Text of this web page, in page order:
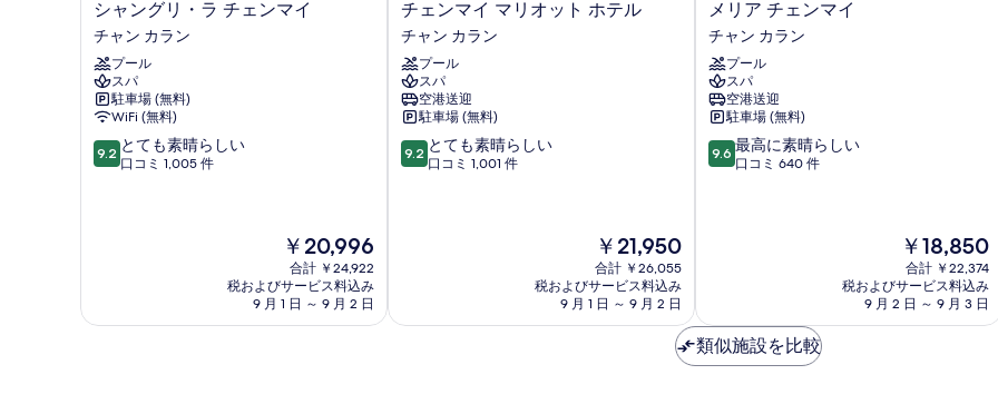
るシ
ャ
ン
グ
リ・
ラ
チ
ェ
ン
ン
シャングリ・ラ チェンマイ
チャン カラン
プール
スパ
駐車場 (無料)
WiFi (無料)
10
段
晴
9.2 とても素晴らしい
口コミ 1,005 件
現
在
の
料
金
￥20,996
合計 ￥24,922
税およびサービス料込み
9 月 1 日 ～ 9 月 2 日
チ
ェ
ン
マ
イ
マ
リ
オ
ッ
カ
チェンマイ マリオット ホテル
チャン カラン
プール
スパ
空港送迎
駐車場 (無料)
10
段
晴
9.2 とても素晴らしい
口コミ 1,001 件
現
在
の
料
金
￥21,950
合計 ￥26,055
税およびサービス料込み
9 月 1 日 ～ 9 月 2 日
メ
リ
ア
チ
ェ
ン
マ
イ
チ
メリア チェンマイ
チャン カラン
プール
スパ
空港送迎
駐車場 (無料)
10
段
晴
ら
し
9.6 最高に素晴らしい
口コミ 640 件
現
在
の
料
金
￥18,850
合計 ￥22,374
税およびサービス料込み
9 月 2 日 ～ 9 月 3 日
類似施設を比較